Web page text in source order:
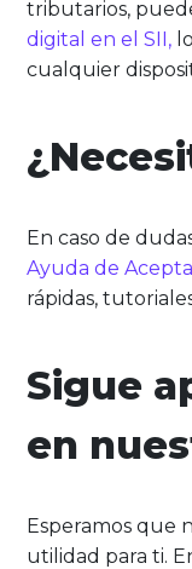
tributarios,
digital en el SII,
cualquier
En caso de
Ayuda de Acepta
rápidas,
Sigue
en
Esperamos que
utilidad para ti.